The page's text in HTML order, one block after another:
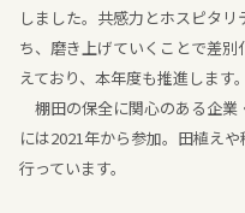
しました。共感力とホスピタ
ち、磨き上げていくことで差
えており、本年度も推進します。
棚田の保全に関心のある企業
には2021年から参加。田植え
行っています。